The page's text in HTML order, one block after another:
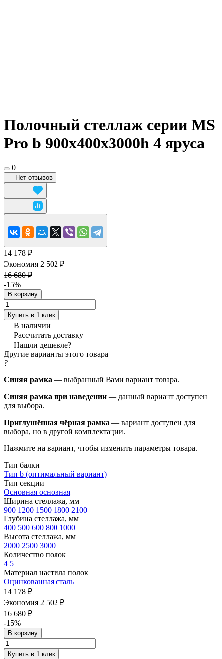
Полочный стеллаж серии MS
Pro b 900x400х3000h 4 яруса
0
Нет отзывов
14 178 ₽
Экономия 2 502 ₽
16 680 ₽
-15%
В корзину
Купить в 1 клик
В наличии
Рассчитать доставку
Нашли дешевле?
Другие варианты этого товара
?
Синяя рамка — выбранный Вами вариант товара.
Синяя рамка при наведении — данный вариант доступен
для выбора.
Приглушённая чёрная рамка — вариант доступен для
выбора, но в другой комплектации.
Нажмите на вариант, чтобы изменить параметры товара.
Тип балки
Тип b (оптимальный вариант)
Тип секции
Основная основная
Ширина стеллажа, мм
900 1200 1500 1800 2100
Глубина стеллажа, мм
400 500 600 800 1000
Высота стеллажа, мм
2000 2500 3000
Количество полок
4 5
Материал настила полок
Оцинкованная сталь
14 178 ₽
Экономия 2 502 ₽
16 680 ₽
-15%
В корзину
Купить в 1 клик